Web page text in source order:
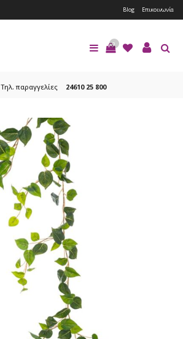
Blog Επικοινωνία
0
Τηλ. παραγγελίες 24610 25 800